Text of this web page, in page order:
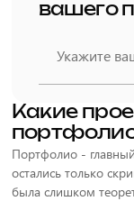
вашего
Какие
Портфолио -
остались только
была слишком